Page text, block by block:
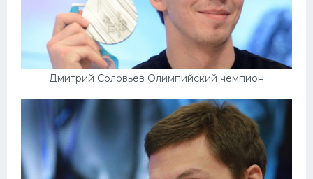
Дмитрий Соловьев Олимпийский чемпион